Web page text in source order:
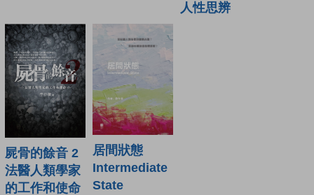
人性思辨
屍骨的餘音 2
法醫人類學家
的工作和使命
居間狀態
Intermediate
State